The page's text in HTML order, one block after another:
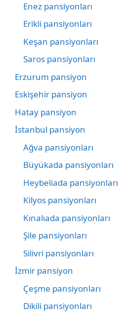
Enez pansiyonları
Erikli pansiyonları
Keşan pansiyonları
Saros pansiyonları
Erzurum pansiyon
Eskişehir pansiyon
Hatay pansiyon
İstanbul pansiyon
Ağva pansiyonları
Büyükada pansiyonları
Heybeliada pansiyonları
Kilyos pansiyonları
Kınalıada pansiyonları
Şile pansiyonları
Silivri pansiyonları
İzmir pansiyon
Çeşme pansiyonları
Dikili pansiyonları